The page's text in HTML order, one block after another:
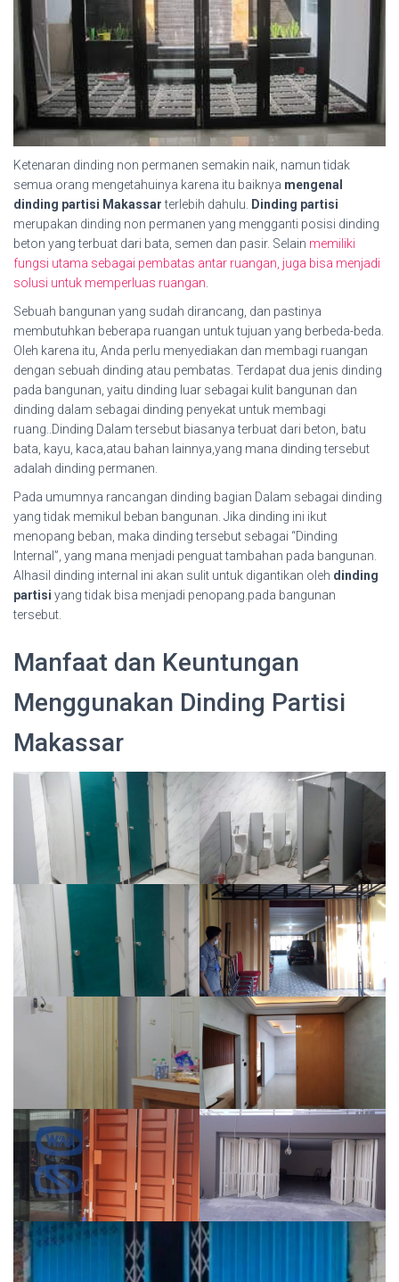
Ketenaran dinding non permanen semakin naik, namun tidak
semua orang mengetahuinya karena itu baiknya mengenal
dinding partisi Makassarterlebih dahulu.
Dinding partisi
merupakan dinding non permanen yang mengganti posisi dinding
beton yang terbuat dari bata, semen dan pasir. Selain memiliki
fungsi utama sebagai pembatas antar ruangan, juga bisa menjadi
solusi untuk memperluas ruangan
Sebuah bangunan yang sudah dirancang, dan pastinya
membutuhkan beberapa ruangan untuk tujuan yang berbeda-beda.
Oleh karena itu, Anda perlu menyediakan dan membagi ruangan
dengan sebuah dinding atau pembatas. Terdapat dua jenis dinding
pada bangunan, yaitu dinding luar sebagai kulit bangunan dan
dinding dalam sebagai dinding penyekat untuk membagi
ruang..Dinding Dalam tersebut biasanya terbuat dari beton, batu
bata, kayu, kaca,atau bahan lainnya,yang mana dinding tersebut
adalah dinding permanen.
Pada umumnya rancangan dinding bagian Dalam sebagai dinding
yang tidak memikul beban bangunan. Jika dinding ini ikut
menopang beban, maka dinding tersebut sebagai “Dinding
Internal”, yang mana menjadi penguat tambahan pada bangunan.
Alhasil dinding internal ini akan sulit untuk digantikan oleh dinding
partisi yang tidak bisa menjadi penopang.pada bangunan
tersebut.
Manfaat dan Keuntungan
Menggunakan Dinding Partisi
Makassar